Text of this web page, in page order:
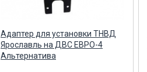
Адаптер для установки ТНВД
Ярославль на ДВС ЕВРО-4
Альтернатива